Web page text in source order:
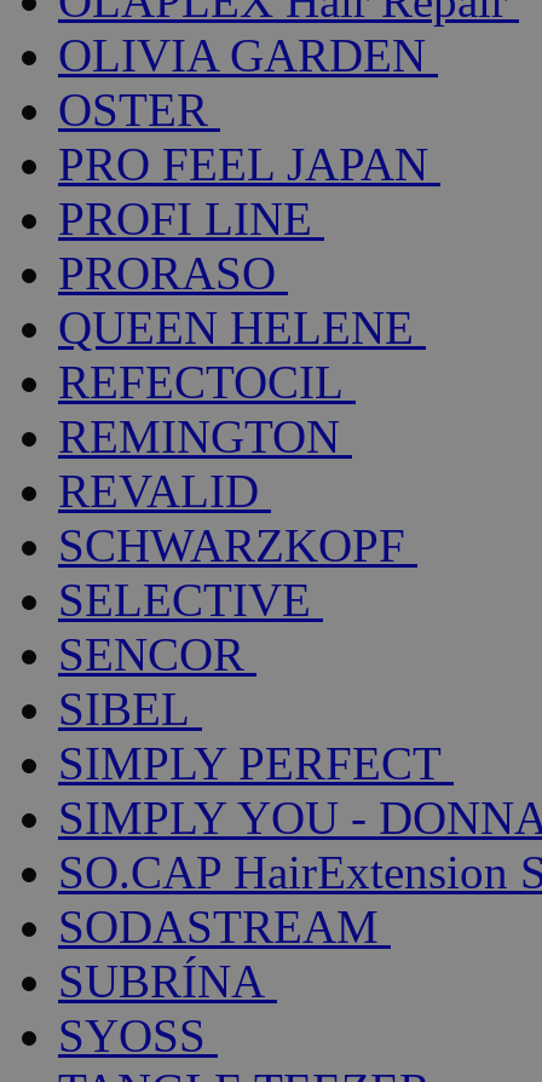
OLIVIA GARDEN
OSTER
PRO FEEL JAPAN
PROFI LINE
PRORASO
QUEEN HELENE
REFECTOCIL
REMINGTON
REVALID
SCHWARZKOPF
SELECTIVE
SENCOR
SIBEL
SIMPLY PERFECT
SIMPLY YOU -
SO.CAP HairExtension
SODASTREAM
SUBRÍNA
SYOSS